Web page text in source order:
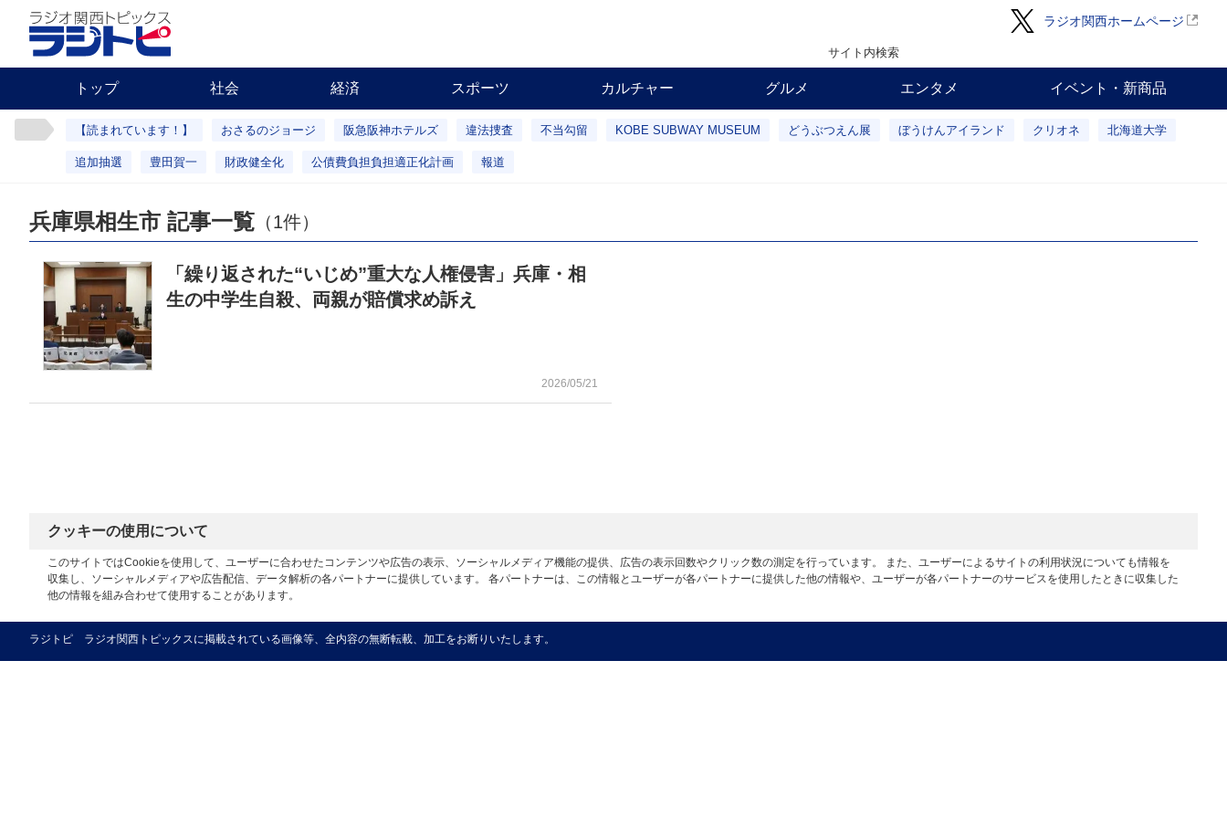
ラジオ関西ホームページ
サイト内検索
トップ 社会 経済 スポーツ カルチャー グルメ エンタメ イベント・新商品
【読まれています！】 おさるのジョージ 阪急阪神ホテルズ 違法捜査 不当勾留 KOBE SUBWAY MUSEUM どうぶつえん展 ぼうけんアイランド クリオネ 北海道大学
追加抽選 豊田賀一 財政健全化 公債費負担負担適正化計画 報道
兵庫県相生市 記事一覧 （1件）
「繰り返された“いじめ”重大な人権侵害」兵庫・相
生の中学生自殺、両親が賠償求め訴え
2026/05/21
クッキーの使用について
このサイトではCookieを使用して、ユーザーに合わせたコンテンツや広告の表示、ソーシャルメディア機能の提供、広告の表示回数やクリック数の測定を行っています。 また、ユーザーによるサイトの利用状況についても情報を
収集し、ソーシャルメディアや広告配信、データ解析の各パートナーに提供しています。 各パートナーは、この情報とユーザーが各パートナーに提供した他の情報や、ユーザーが各パートナーのサービスを使用したときに収集した
他の情報を組み合わせて使用することがあります。
ラジトピ ラジオ関西トピックスに掲載されている画像等、全内容の無断転載、加工をお断りいたします。